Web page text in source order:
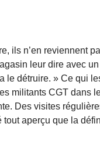
ils n’en reviennent
leur dire avec
le détruire. » Ce qui
militants CGT dans
Des visites
aperçu que la